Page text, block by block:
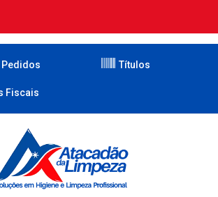
Títulos
Fiscais